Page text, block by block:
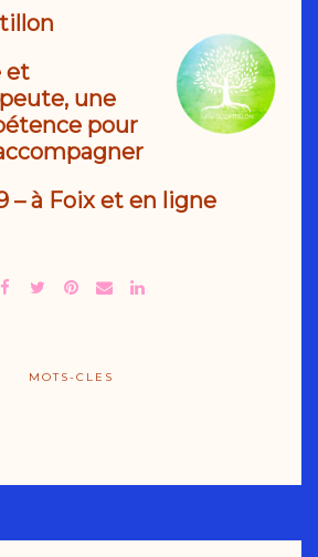
et
une
pour
– à Foix et en ligne
MOTS-CLES